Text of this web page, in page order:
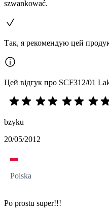
szwankować.
Так, я рекомендую цей
Цей відгук про SCF312/01
bzyku
20/05/2012
Polska
Po prostu super!!!